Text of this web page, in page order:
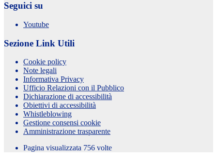
Seguici su
Youtube
Sezione Link Utili
Cookie policy
Note legali
Informativa Privacy
Ufficio Relazioni con il Pubblico
Dichiarazione di accessibilità
Obiettivi di accessibilità
Whistleblowing
Gestione consensi cookie
Amministrazione trasparente
Pagina visualizzata 756 volte